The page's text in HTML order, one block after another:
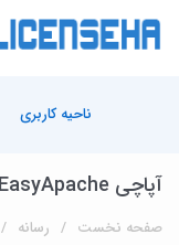
ناحیه کاربری
آپاچی EasyApache
صفحه نخست رسانه